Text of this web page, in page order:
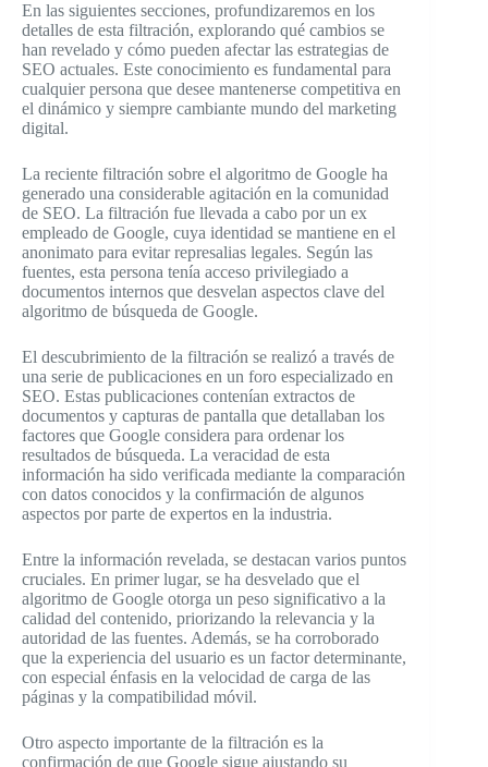
En las siguientes secciones, profundizaremos en los
detalles de esta filtración, explorando qué cambios se
han revelado y cómo pueden afectar las estrategias de
SEO actuales. Este conocimiento es fundamental para
cualquier persona que desee mantenerse competitiva en
el dinámico y siempre cambiante mundo del marketing
digital.
La reciente filtración sobre el algoritmo de Google ha
generado una considerable agitación en la comunidad
de SEO. La filtración fue llevada a cabo por un ex
empleado de Google, cuya identidad se mantiene en el
anonimato para evitar represalias legales. Según las
fuentes, esta persona tenía acceso privilegiado a
documentos internos que desvelan aspectos clave del
algoritmo de búsqueda de Google.
El descubrimiento de la filtración se realizó a través de
una serie de publicaciones en un foro especializado en
SEO. Estas publicaciones contenían extractos de
documentos y capturas de pantalla que detallaban los
factores que Google considera para ordenar los
resultados de búsqueda. La veracidad de esta
información ha sido verificada mediante la comparación
con datos conocidos y la confirmación de algunos
aspectos por parte de expertos en la industria.
Entre la información revelada, se destacan varios puntos
cruciales. En primer lugar, se ha desvelado que el
algoritmo de Google otorga un peso significativo a la
calidad del contenido, priorizando la relevancia y la
autoridad de las fuentes. Además, se ha corroborado
que la experiencia del usuario es un factor determinante,
con especial énfasis en la velocidad de carga de las
páginas y la compatibilidad móvil.
Otro aspecto importante de la filtración es la
confirmación de que Google sigue ajustando su